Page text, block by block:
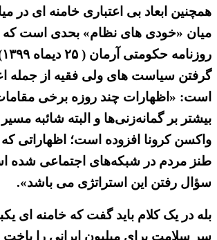
همچنین ابعاد بی اعتباری خامنه ای در
میان «خودی های نظام» بحدی است که
گرفتن سیاست های ولی فقیه از جمله
است: «اظهارات چند روزه برخی
بیشتر بر گمانه‌زنی‌ها و البته شائبه
واکسن کرونا افزوده است؛ اظهاراتی که
طنز مردم در شبکه‌های اجتماعی شده
سؤال رفتن این استراتژی می باشد».
بله در یک کلام باید گفت که خامنه ای
سر سلامت برای میلیون ایرانی را باخت